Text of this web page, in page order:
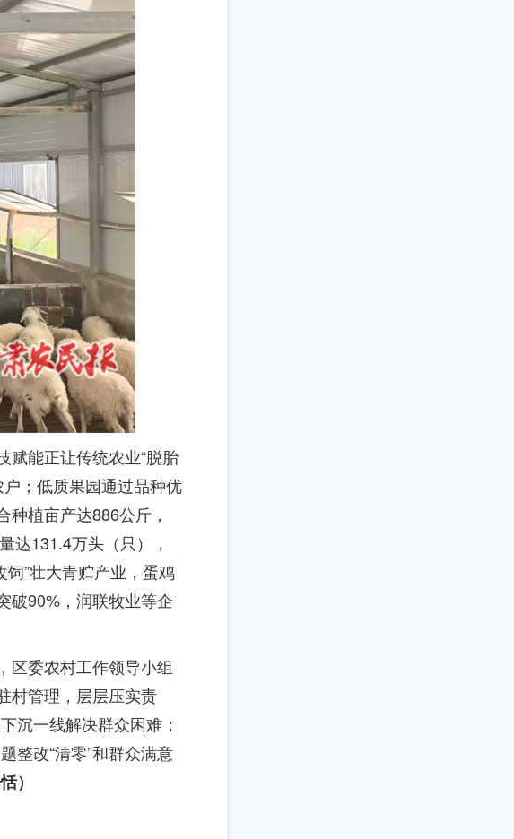
赋能正让传统农业“脱胎
；低质果园通过品种优
植亩产达886公斤，
达131.4万头（只），
”壮大青贮产业，蛋鸡
破90%，润联牧业等企
区委农村工作领导小组
村管理，层层压实责
沉一线解决群众困难；
整改“清零”和群众满意
）